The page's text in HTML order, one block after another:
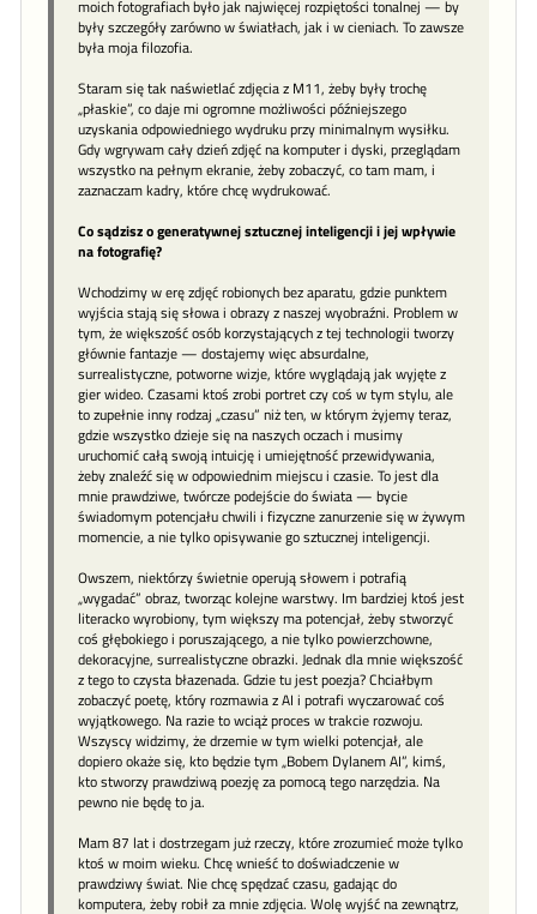
moich fotografiach było jak najwięcej rozpiętości tonalnej — by
były szczegóły zarówno w światłach, jak i w cieniach. To zawsze
była moja filozofia.
Staram się tak naświetlać zdjęcia z M11, żeby były trochę
„płaskie”, co daje mi ogromne możliwości późniejszego
uzyskania odpowiedniego wydruku przy minimalnym wysiłku.
Gdy wgrywam cały dzień zdjęć na komputer i dyski, przeglądam
wszystko na pełnym ekranie, żeby zobaczyć, co tam mam, i
zaznaczam kadry, które chcę wydrukować.
Co sądzisz o generatywnej sztucznej inteligencji i jej wpływie
na fotografię?
Wchodzimy w erę zdjęć robionych bez aparatu, gdzie punktem
wyjścia stają się słowa i obrazy z naszej wyobraźni. Problem w
tym, że większość osób korzystających z tej technologii tworzy
głównie fantazje — dostajemy więc absurdalne,
surrealistyczne, potworne wizje, które wyglądają jak wyjęte z
gier wideo. Czasami ktoś zrobi portret czy coś w tym stylu, ale
to zupełnie inny rodzaj „czasu” niż ten, w którym żyjemy teraz,
gdzie wszystko dzieje się na naszych oczach i musimy
uruchomić całą swoją intuicję i umiejętność przewidywania,
żeby znaleźć się w odpowiednim miejscu i czasie. To jest dla
mnie prawdziwe, twórcze podejście do świata — bycie
świadomym potencjału chwili i fizyczne zanurzenie się w żywym
momencie, a nie tylko opisywanie go sztucznej inteligencji.
Owszem, niektórzy świetnie operują słowem i potrafią
„wygadać” obraz, tworząc kolejne warstwy. Im bardziej ktoś jest
literacko wyrobiony, tym większy ma potencjał, żeby stworzyć
coś głębokiego i poruszającego, a nie tylko powierzchowne,
dekoracyjne, surrealistyczne obrazki. Jednak dla mnie większość
z tego to czysta błazenada. Gdzie tu jest poezja? Chciałbym
zobaczyć poetę, który rozmawia z AI i potrafi wyczarować coś
wyjątkowego. Na razie to wciąż proces w trakcie rozwoju.
Wszyscy widzimy, że drzemie w tym wielki potencjał, ale
dopiero okaże się, kto będzie tym „Bobem Dylanem AI”, kimś,
kto stworzy prawdziwą poezję za pomocą tego narzędzia. Na
pewno nie będę to ja.
Mam 87 lat i dostrzegam już rzeczy, które zrozumieć może tylko
ktoś w moim wieku. Chcę wnieść to doświadczenie w
prawdziwy świat. Nie chcę spędzać czasu, gadając do
komputera, żeby robił za mnie zdjęcia. Wolę wyjść na zewnątrz,